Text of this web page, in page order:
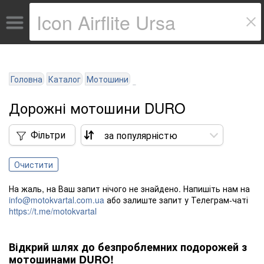
Головна Каталог Мотошини
Дорожні мотошини DURO
Фільтри
Очистити
На жаль, на Ваш запит нічого не знайдено. Напишіть нам на
info@motokvartal.com.ua або залиште запит у Телеграм-чаті
https://t.me/motokvartal
Відкрий шлях до безпроблемних подорожей з
мотошинами DURO!